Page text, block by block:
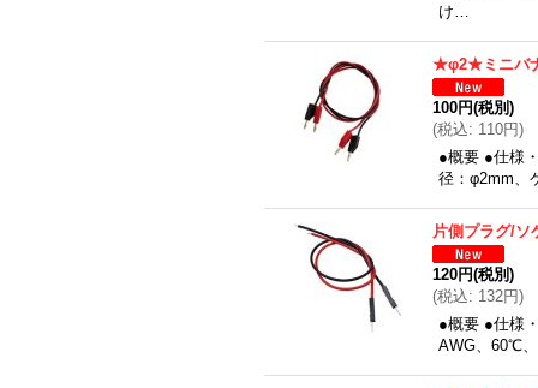
け…
★φ2★ミニバ
100円(税別)
(税込: 110円)
●概要 ●仕様
径：φ2mm、
片側プラグ/ソ
120円(税別)
(税込: 132円)
●概要 ●仕様
AWG、60℃